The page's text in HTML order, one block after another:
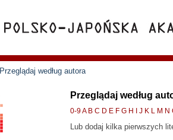
Przeglądaj według autora
Przeglądaj według
0-9A B C D E F G H J K L M N
Lub dodaj kilka pierwszych